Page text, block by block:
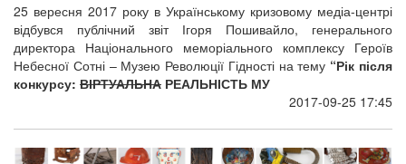
25 вересня 2017 року в Українському кризовому медіа-центрі
відбувся публічний звіт Ігоря Пошивайло, генерального
директора Національного меморіального комплексу Героїв
Небесної Сотні – Музею Революції Гідності на тему “Рік після
конкурсу: ВІРТУАЛЬНА РЕАЛЬНІСТЬ МУ
2017-09-25 17:45